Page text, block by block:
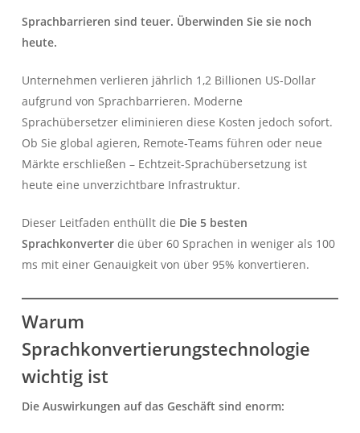
Sprachbarrieren sind teuer. Überwinden Sie sie noch
heute.
Unternehmen verlieren jährlich 1,2 Billionen US-Dollar
aufgrund von Sprachbarrieren. Moderne
Sprachübersetzer eliminieren diese Kosten jedoch sofort.
Ob Sie global agieren, Remote-Teams führen oder neue
Märkte erschließen – Echtzeit-Sprachübersetzung ist
heute eine unverzichtbare Infrastruktur.
Dieser Leitfaden enthüllt die Die 5 besten
Sprachkonverterdie über 60 Sprachen in weniger als 100
ms mit einer Genauigkeit von über 95% konvertieren.
Warum
Sprachkonvertierungstechnologie
wichtig ist
Die Auswirkungen auf das Geschäft sind enorm: